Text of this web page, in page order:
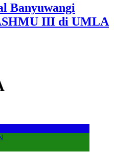
Banyuwangi
III di UMLA